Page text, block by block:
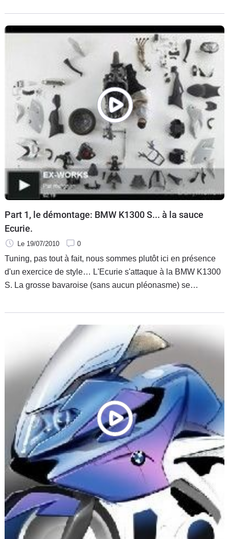
appel: « BMW, c'est une moto de vieux.
Part 1, le démontage: BMW K1300 S... à la sauce
Ecurie.
Le 19/07/2010 0
Tuning, pas tout à fait, nous sommes plutôt ici en présence
d'un exercice de style… L'Ecurie s'attaque à la BMW K1300
S. La grosse bavaroise (sans aucun pléonasme) se
mieux se faire relooker avec uniquement des accessoires
présents au catalogue du fabriquant allemand.